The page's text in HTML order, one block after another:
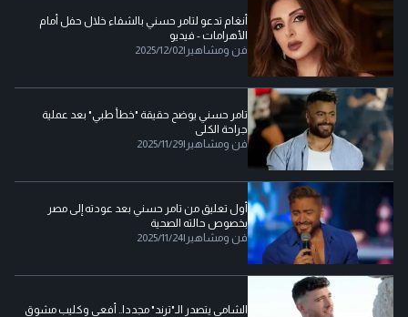
أنغام تدعو لتامر حسني بالشفاء خلال حفل أمام
الأهرامات - فيديو
فن ومشاهير |
2025/12/02
تامر حسني يوضح حقيقة "خطأ طبي" بعد عملية
جراحة الكلى
فن ومشاهير |
2025/11/29
أول تعليق من تامر حسني بعد عودته إلى مصر
بخصوص حالته الصحية
فن ومشاهير |
2025/11/24
الشامي يتصدر الـ"ترند" مجددا.. أفعى وكليب مشوق